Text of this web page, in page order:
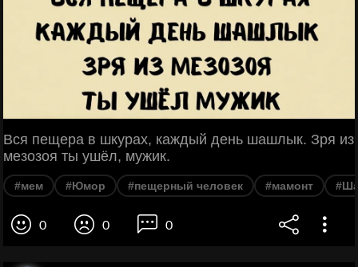
Вся пещера в шкурах, каждый день шашлык. Зря из
мезозоя ты ушёл, мужик.
#мем #Юмор #пещерный человек #мамонт
0 0 0